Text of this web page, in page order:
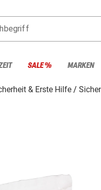
SALE % MARKEN
& Erste Hilfe